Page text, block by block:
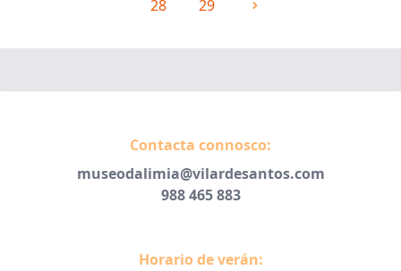
28
29
Contacta connosco:
museodalimia@vilardesantos.com
988 465 883
Horario de verán: